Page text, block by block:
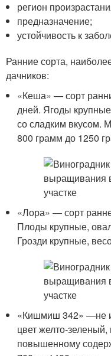
регион
предназначение;
устойчивость к
Ранние сорта,
дачников:
«Кеша» — сорт
дней. Ягоды
со сладким вкусом.
800 грамм до 1250
«Лора» — сорт
Плоды крупные,
Грозди крупные,
«Кишмиш 342» —не
цвет желто-зеленый,
повышенному